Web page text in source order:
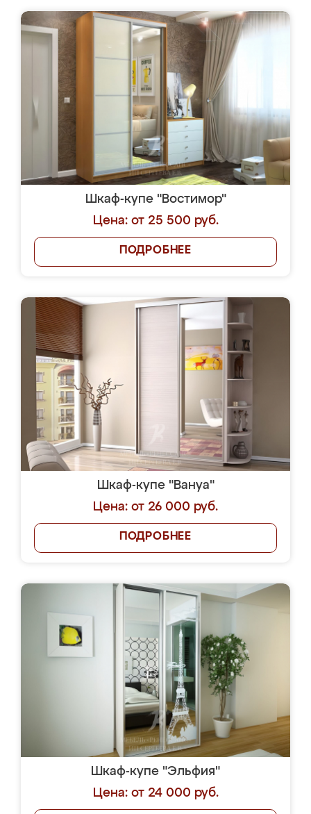
Шкаф-купе "Востимор"
Цена: от 25 500 руб.
ПОДРОБНЕЕ
Шкаф-купе "Вануа"
Цена: от 26 000 руб.
ПОДРОБНЕЕ
Шкаф-купе "Эльфия"
Цена: от 24 000 руб.